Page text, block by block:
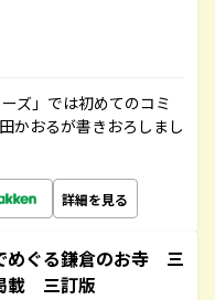
ズ」では初めてのコミ
かおるが書きおろしまし
詳細を見る
ぐる鎌倉のお寺 三
載 三訂版